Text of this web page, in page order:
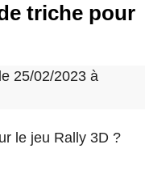
triche pour
25/02/2023 à
le jeu Rally 3D ?